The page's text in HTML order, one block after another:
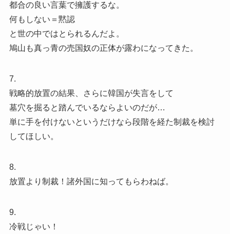
都合の良い言葉で擁護するな。
何もしない＝黙認
と世の中ではとられるんだよ。
鳩山も真っ青の売国奴の正体が露わになってきた。
7.
戦略的放置の結果、さらに韓国が失言をして
墓穴を掘ると踏んでいるならよいのだが…
単に手を付けないというだけなら段階を経た制裁を検討
してほしい。
8.
放置より制裁！諸外国に知ってもらわねば。
9.
冷戦じゃい！